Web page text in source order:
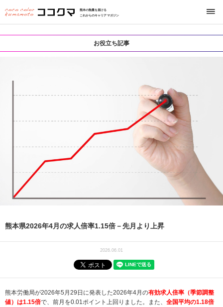
熊本の熱量を届ける
これからのキャリアマガジン
お役立ち記事
熊本県2026年4月の求人倍率1.15倍－先月より上昇
2026.06.01
熊本労働局が2026年5月29日に発表した2026年4月の有効求人倍率（季節調整
値）は1.15倍で、前月を0.01ポイント上回りました。また、 全国平均の1.18倍